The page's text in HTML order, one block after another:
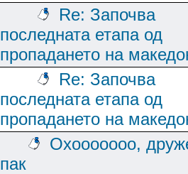
Re: Започва
последната етапа од
пропадането на
Re: Започва
последната етапа од
пропадането на
Охооооооо,
пак